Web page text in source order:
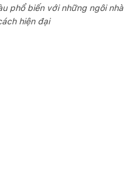
phổ biến với những ngôi nhà
hiện đại